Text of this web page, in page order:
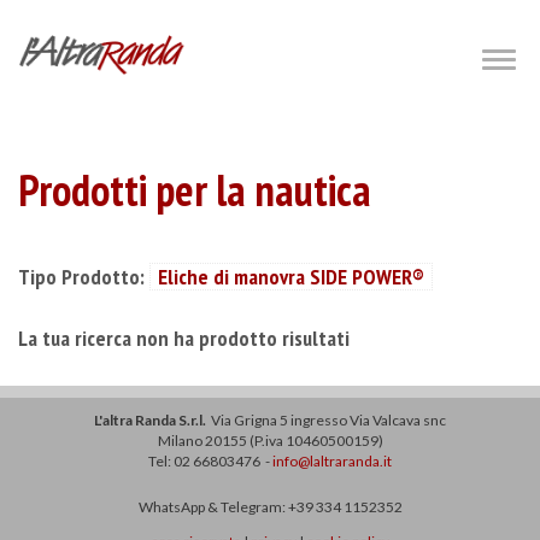
Prodotti per la nautica
Tipo Prodotto: Eliche di manovra SIDE POWER®
La tua ricerca non ha prodotto risultati
L'altra Randa S.r.l. Via Grigna 5 ingresso Via Valcava snc
Milano 20155 (P.iva 10460500159)
Tel: 02 66803476 -info@laltraranda.it
WhatsApp & Telegram: +39 334 1152352